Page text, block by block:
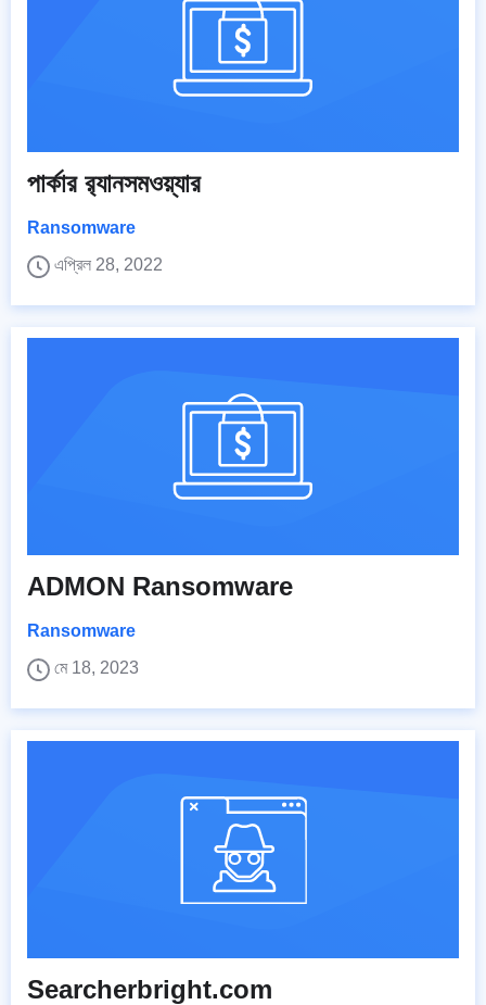
পার্কার র‍্যানসমওয়্যার
Ransomware
এপ্রিল 28, 2022
ADMON Ransomware
Ransomware
মে 18, 2023
Searcherbright.com